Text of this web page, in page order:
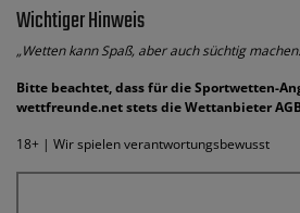
Wichtiger Hinweis
„Wetten kann Spaß, aber auch süchtig
Bitte beachtet, dass für die Sportwetten-
wettfreunde.net stets die Wettanbieter
18+ | Wir spielen verantwortungsbewusst